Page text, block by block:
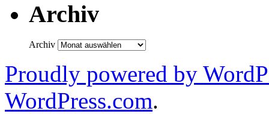
Archiv
Archiv
Proudly powered by
WordPress.com.